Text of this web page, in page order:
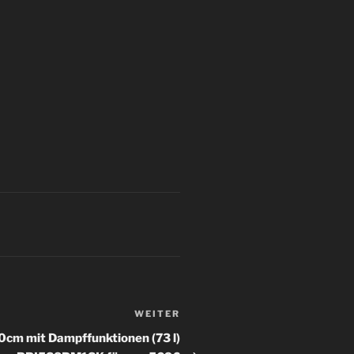
Beitrag
WEITER
mit Dampffunktionen (73 l)